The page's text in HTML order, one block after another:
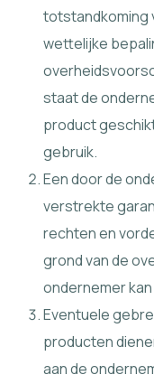
totstandkoming
wettelijke
staat de
product
gebruik.
Een door de
verstrekte
rechten en
grond van de
ondernemer
Eventuele
producten
aan de